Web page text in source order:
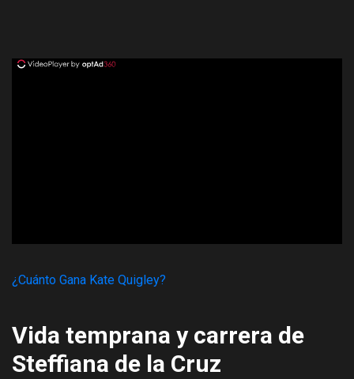
¿Cuánto Gana Kate Quigley?
Vida temprana y carrera de
Steffiana de la Cruz